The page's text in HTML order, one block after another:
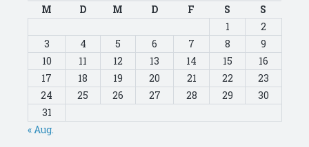
M
D M D F S
S
1
2
3
4 5 6 7 8
9
10
11 12 13 14 15
16
17
18 19 20 21 22
23
24
25 26 27 28 29
30
31
« Aug.